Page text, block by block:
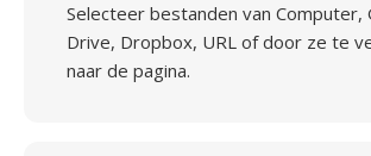
Selecteer bestanden van Computer,
Drive, Dropbox, URL of door ze te
naar de pagina.